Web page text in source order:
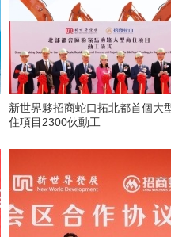
新世界夥招商蛇口拓北都首個大
住項目2300伙動工